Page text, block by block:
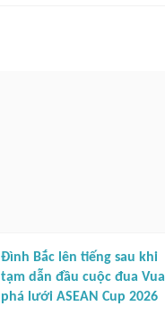
Đình Bắc lên tiếng sau khi
tạm dẫn đầu cuộc đua Vua
phá lưới ASEAN Cup 2026